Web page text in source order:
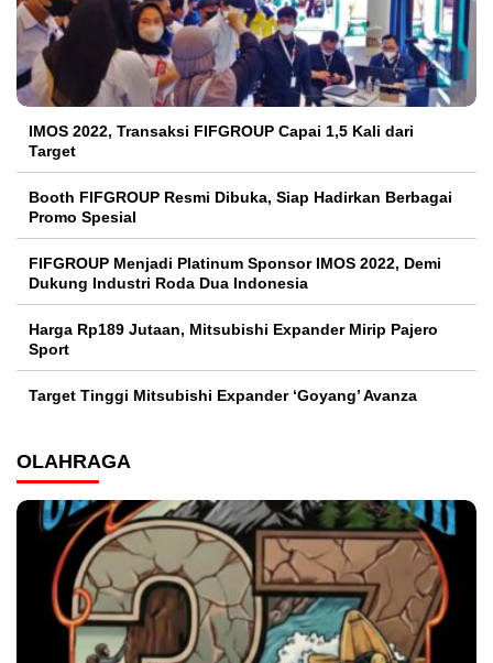
IMOS 2022, Transaksi FIFGROUP Capai 1,5 Kali dari
Target
Booth FIFGROUP Resmi Dibuka, Siap Hadirkan Berbagai
Promo Spesial
FIFGROUP Menjadi Platinum Sponsor IMOS 2022, Demi
Dukung Industri Roda Dua Indonesia
Harga Rp189 Jutaan, Mitsubishi Expander Mirip Pajero
Sport
Target Tinggi Mitsubishi Expander ‘Goyang’ Avanza
OLAHRAGA